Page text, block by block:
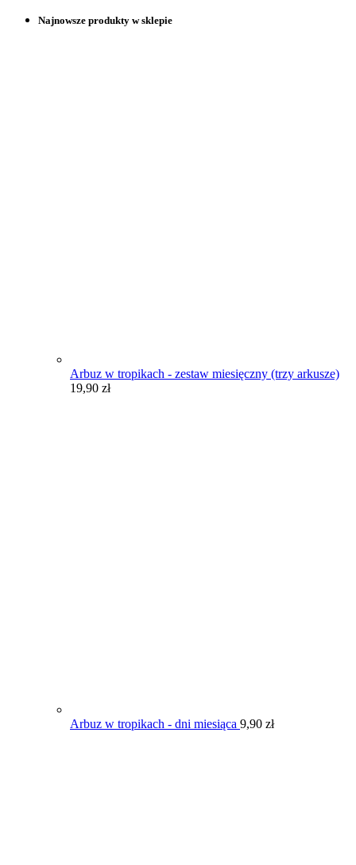
Najnowsze produkty w sklepie
Arbuz w tropikach - zestaw miesięczny (trzy arkusze)
19,90 zł
Arbuz w tropikach - dni miesiąca 9,90 zł